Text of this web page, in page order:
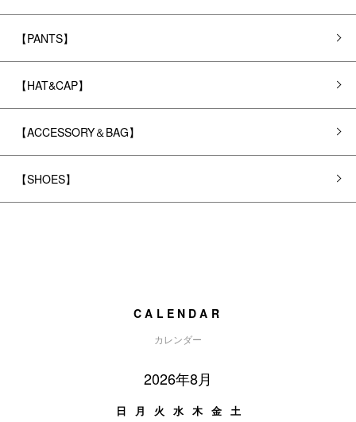
【PANTS】
【HAT&CAP】
【ACCESSORY＆BAG】
【SHOES】
CALENDAR
カレンダー
2026年8月
日 月 火 水 木 金
土